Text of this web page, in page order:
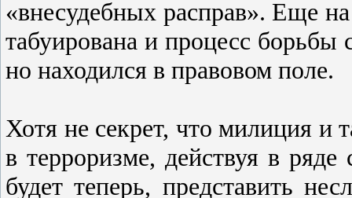
«внесудебных расправ». Еще
табуирована и процесс борьбы
но находился в правовом поле.
Хотя не секрет, что милиция и
в терроризме, действуя в
будет теперь, представить